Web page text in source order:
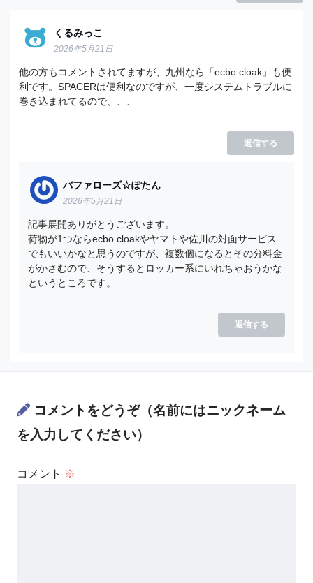
くるみっこ
2026年5月21日
他の方もコメントされてますが、九州なら「ecbo cloak」も便
利です。SPACERは便利なのですが、一度システムトラブルに
巻き込まれてるので、、、
返信する
バファローズ☆ぽたん
2026年5月21日
記事展開ありがとうございます。
荷物が1つならecbo cloakやヤマトや佐川の対面サービス
でもいいかなと思うのですが、複数個になるとその分料金
がかさむので、そうするとロッカー系にいれちゃおうかな
というところです。
返信する
コメントをどうぞ（名前にはニックネーム
を入力してください）
コメント ※